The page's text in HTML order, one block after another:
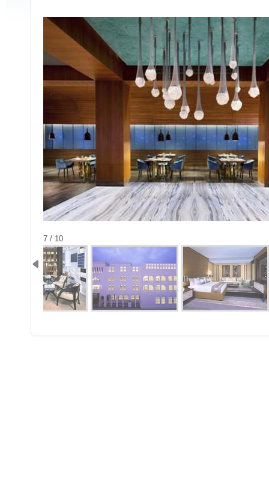
7 / 10